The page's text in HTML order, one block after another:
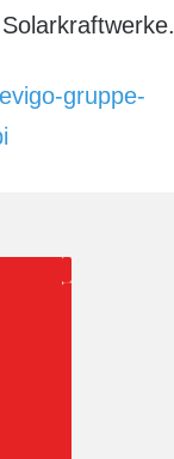
gruppe-